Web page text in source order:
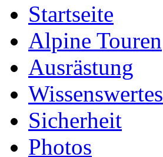
Startseite
Alpine Touren
Ausrästung
Wissenswertes
Sicherheit
Photos